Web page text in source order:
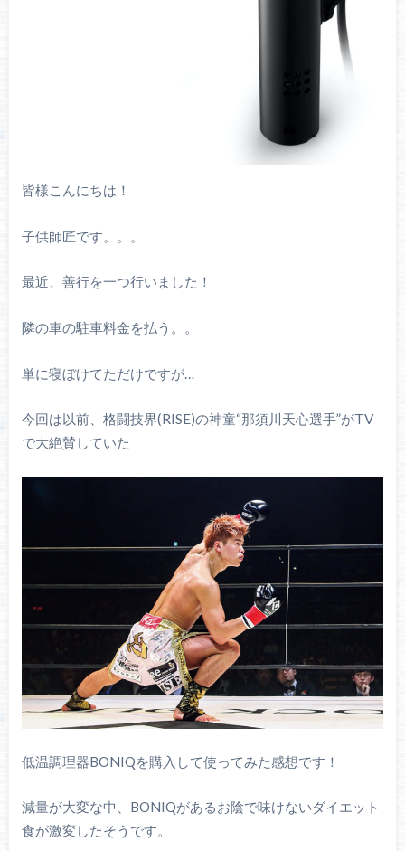
皆様こんにちは！
子供師匠です。。。
最近、善行を一つ行いました！
隣の車の駐車料金を払う。。
単に寝ぼけてただけですが…
今回は以前、格闘技界(RISE)の神童“那須川天心選手”がTV
で大絶賛していた
低温調理器BONIQを購入して使ってみた感想です！
減量が大変な中、BONIQがあるお陰で味けないダイエット
食が激変したそうです。